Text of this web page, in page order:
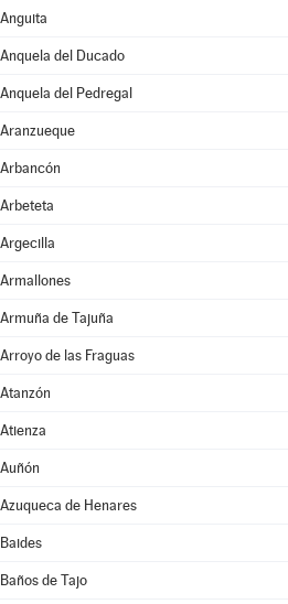
Anguita
Anquela del Ducado
Anquela del Pedregal
Aranzueque
Arbancón
Arbeteta
Argecilla
Armallones
Armuña de Tajuña
Arroyo de las Fraguas
Atanzón
Atienza
Auñón
Azuqueca de Henares
Baides
Baños de Tajo